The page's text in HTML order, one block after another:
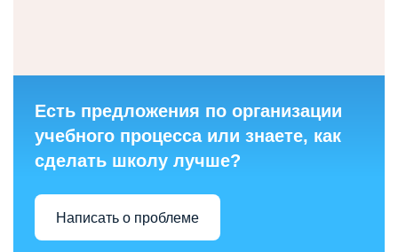
Есть предложения по организации
учебного процесса или знаете, как
сделать школу лучше?
Написать о проблеме